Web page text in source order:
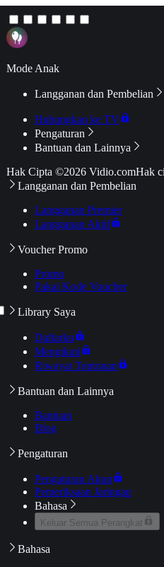
Mode Anak
Langganan dan Pembelian
Hubungkan ke TV
Pengaturan
Bantuan dan Lainnya
Hak Cipta ©2026 Vidio.comHak
Langganan dan Pembelian
Langganan Premier
Langganan Aktif
Voucher Promo
Promo
Pakai Kode Voucher
Library Saya
Daftarku
Mengikuti
Riwayat Tontonan
Bantuan dan Lainnya
Bantuan
Blog
Pengaturan
Pengaturan Akun
Pemeriksaan Jaringan
Bahasa
Keluar Semua Perangkat
Bahasa